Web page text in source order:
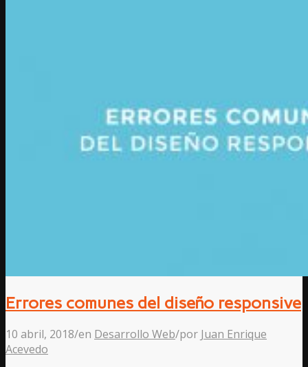
Errores comunes del diseño responsive
10 abril, 2018/en Desarrollo Web/por Juan Enrique
Acevedo